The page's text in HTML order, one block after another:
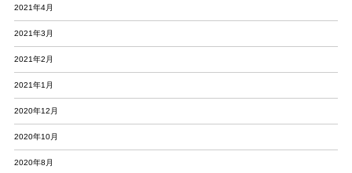
2021年4月
2021年3月
2021年2月
2021年1月
2020年12月
2020年10月
2020年8月